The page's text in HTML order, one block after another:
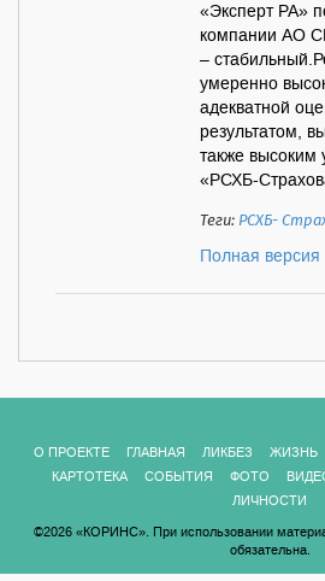
«Эксперт РА»
компании АО
–
умеренно
адекватной
результатом,
также
«РСХБ-
Теги:РСХБ-
Полная версия
О ПРОЕКТЕ ГЛАВНАЯ ЛИКБЕЗ ЖИЗНЬ
КАРТОТЕКА
СОБЫТИЯ ФОТО
ЛИЧНОСТИ
©2026 «КОРИНС». При использовании
обязательна.